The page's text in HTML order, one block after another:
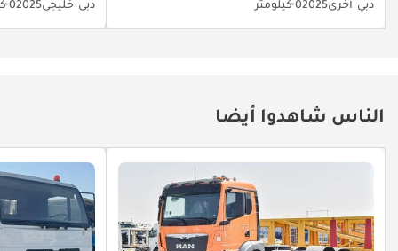
دبي أخرى20250 كيلومتر دبي خليجي20250 كيلومتر
الناس شاهدوا أيضا